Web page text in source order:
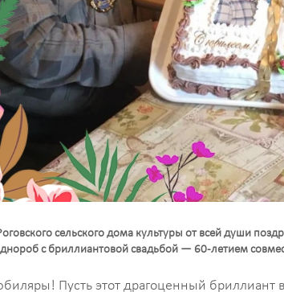
сельского дома культуры от всей души
с бриллиантовой свадьбой — 60-летием
Пусть этот драгоценный бриллиант